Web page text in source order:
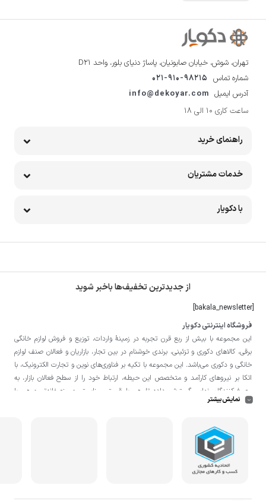
تهران، شوش، خیابان صابونیان، پاساژ دنیای بلور، واحد D21
شماره تماس 021-910-98215
آدرس ایمیل info@dekoyar.com
ساعت کاری 10 الی 18
راهنمای خرید
خدمات مشتریان
با دکویار
از جدیدترین تخفیف‌ها باخبر شوید
فروشگاه اینترنتی دکویار
این مجموعه با بيش از ربع قرن تجربه در زمينۀ واردات، توزيع و فروش لوازم خانگی
برقی، کالاهای دکوری و تزئینی، برندی خوشنام در بين تجار، بازاريان و فعالان صنف لوازم
خانگی و دکوری می‌باشد. این مجموعه با تكيه بر فناوری‌های نوين و تجارت الكترونيک، با
اتکا بر نيروهای كارآمد و متخصص اين حيطه، ارتباط خود را از سطح فعالان بازار، به
مصرف‌كنندگان نهايی گسترش داده تا هم با قيمتی مناسبتر و منصفانه‌تر و هم با
خدماتی گسترده‌تر و كيفی‌تر در خدمت هموطنان عزیز در اقصی نقاط ميهنمان باشد.
کالا از انبار تنها در صورت ثبت سفارش قبلی از طریق سایت و انتخاب زمان، امکان پذیر
نمایش بیشتر